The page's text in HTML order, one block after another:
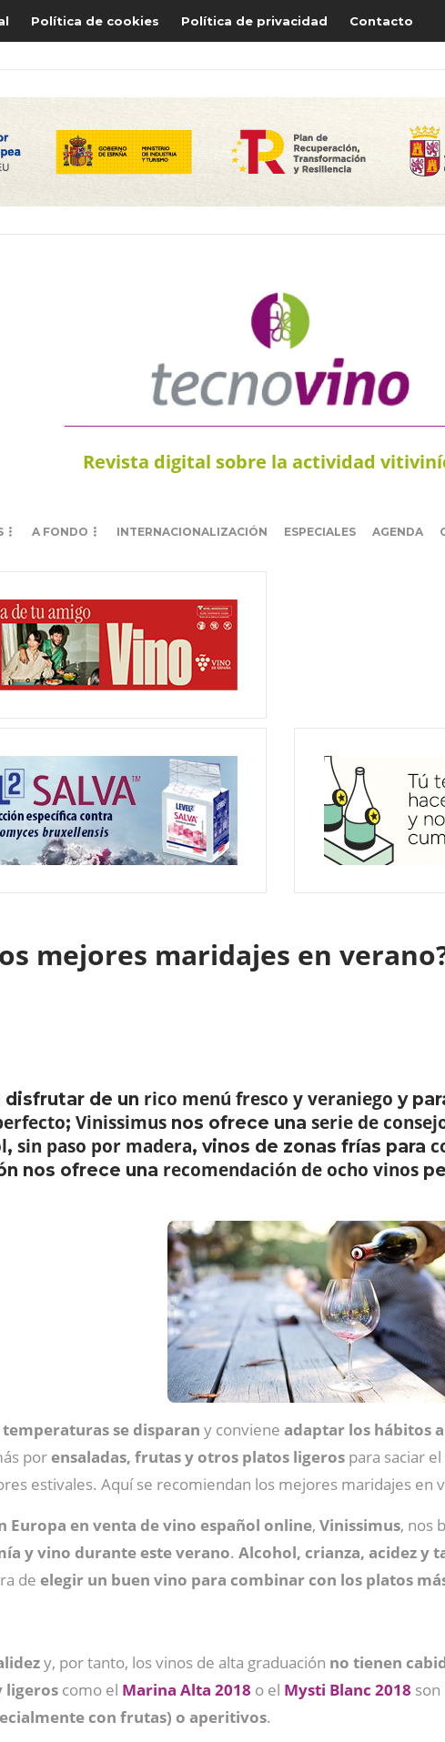
Política de cookies Política de privacidad Contacto
Revista digital sobre la actividad
A FONDO INTERNACIONALIZACIÓN ESPECIALES AGENDA
mejores maridajes en
disfrutar de un rico menú fresco y veraniego y
; Vinissimus nos ofrece una serie de
, sin paso por madera, vinos de zonas frías para
nos ofrece una recomendación de ocho vinos
temperaturas se disparan y conviene adaptar los hábitos
porensaladas, frutas y otros platos ligeros para saciar
estivales. Aquí se recomiendan los mejores maridajes en
Europa en venta de vino español online, Vinissimus, nos
y vino durante este verano. Alcohol, crianza, acidez y
de elegir un buen vino para combinar con los platos
y, por tanto, los vinos de alta graduación no tienen
ligeros como el Marina Alta 2018 o el Mysti Blanc 2018
con frutas) o aperitivos.